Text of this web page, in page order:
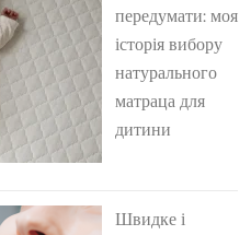
передумати: моя
історія вибору
натурального
матраца для
дитини
Швидке і